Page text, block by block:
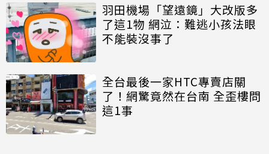
羽田機場「望遠鏡」大改版多
了這1物 網泣：難逃小孩法眼
不能裝沒事了
全台最後一家HTC專賣店關
了！網驚竟然在台南 全歪樓問
這1事